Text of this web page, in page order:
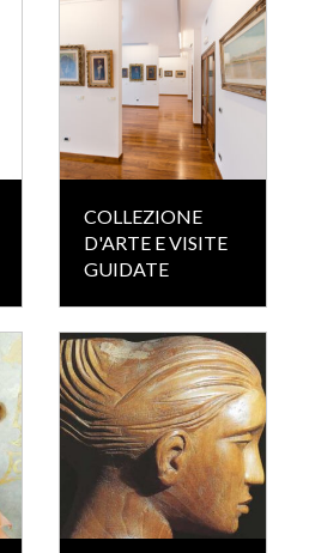
COLLEZIONE
D'ARTE E VISITE
GUIDATE